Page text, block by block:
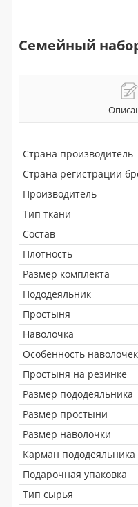
Семейный
Страна производитель
Страна регистрации
Производитель
Тип ткани
Состав
Плотность
Размер комплекта
Пододеяльник
Простыня
Наволочка
Особенность наволочек
Простыня на резинке
Размер пододеяльника
Размер простыни
Размер наволочки
Карман пододеяльника
Подарочная упаковка
Тип сырья